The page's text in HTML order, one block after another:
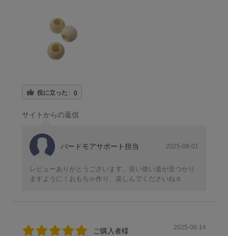
役に立った 0
サイトからの返信
バードモアサポート担当 2025-08-01
レビューありがとうございます。良い使い道が見つかり
ますように！おもちゃ作り、楽しんでくださいね☺️
ご購入者様 2025-06-14